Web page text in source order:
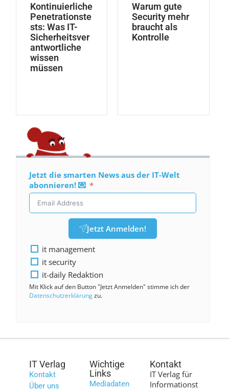
Kontinuierliche
Penetrationste
sts: Was IT-
Sicherheitsver
antwortliche
wissen
müssen
Warum gute
Security mehr
braucht als
Kontrolle
Jetzt die smarten News aus der IT-Welt
abonnieren! 💌
Jetzt Anmelden!
it management
it security
it-daily Redaktion
Mit Klick auf den Button "Jetzt Anmelden" stimme ich der
Datenschutzerklärungzu.
IT Verlag
Kontakt
Über uns
Wichtige
Links
Mediadaten
Kontakt
IT Verlag für
Informationst